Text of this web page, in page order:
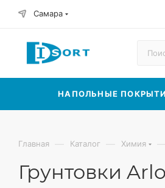
Самара
НАПОЛЬНЫЕ
Главная — Каталог — Химия
Грунтовки